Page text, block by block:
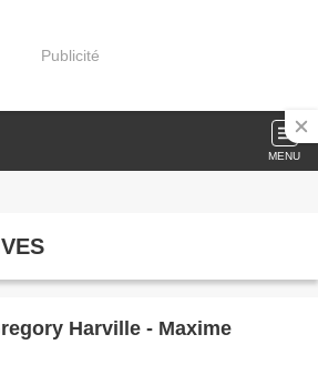
Publicité
MENU
Harville - Maxime